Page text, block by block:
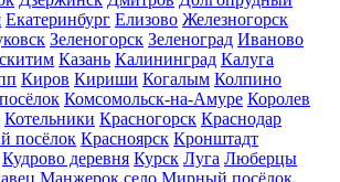
Екатеринбург Елизово Железногорск
Зеленогорск Зеленоград Иваново
Казань Калининград Калуга
Киров Кириши Когалым Колпино
Комсомольск-на-Амуре Королев
Котельники Красногорск Краснодар
посёлок Красноярск Кронштадт
Кудрово деревня Курск Луга Люберцы
Манжерок село Мирный посёлок